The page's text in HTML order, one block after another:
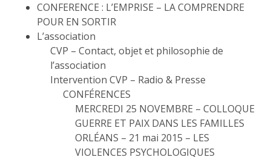
CONFERENCE : L’EMPRISE – LA COMPRENDRE
POUR EN SORTIR
L’association
CVP – Contact, objet et philosophie de
l’association
Intervention CVP – Radio & Presse
CONFÉRENCES
MERCREDI 25 NOVEMBRE – COLLOQUE
GUERRE ET PAIX DANS LES FAMILLES
ORLÉANS – 21 mai 2015 – LES
VIOLENCES PSYCHOLOGIQUES